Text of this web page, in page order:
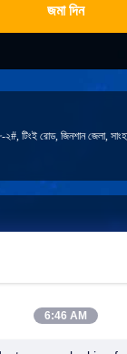
জমা দিন
২#, টিংই রোড, জিনশান জেলা,
6:46 AM